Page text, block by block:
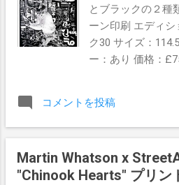
とブラックの２種
ーン印刷 エディ
ク30 サイズ：
ー：あり 価格：
コメントを投稿
Martin Whatson x
"Chinook Hearts" プリン